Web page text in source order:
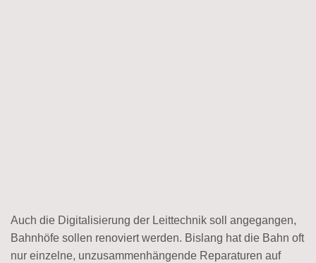
Auch die Digitalisierung der Leittechnik soll angegangen,
Bahnhöfe sollen renoviert werden. Bislang hat die Bahn oft
nur einzelne, unzusammenhängende Reparaturen auf